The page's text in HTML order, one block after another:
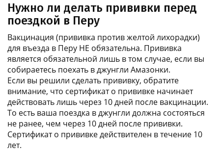
Нужно ли делать прививки перед
поездкой в Перу
Вакцинация (прививка против желтой лихорадки)
для въезда в Перу НЕ обязательна. Прививка
является обязательной лишь в том случае, если вы
собираетесь поехать в джунгли Амазонки.
Если вы решили сделать прививку, обратите
внимание, что сертификат о прививке начинает
действовать лишь через 10 дней после вакцинации.
То есть ваша поездка в джунгли должна состояться
не ранее, чем через 10 дней после прививки.
Сертификат о прививке действителен в течение 10
лет.